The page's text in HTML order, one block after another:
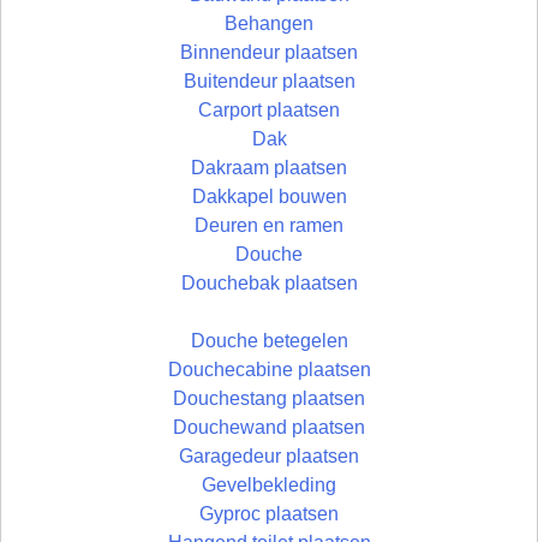
Behangen
Binnendeur plaatsen
Buitendeur plaatsen
Carport plaatsen
Dak
Dakraam plaatsen
Dakkapel bouwen
Deuren en ramen
Douche
Douchebak plaatsen
Douche betegelen
Douchecabine plaatsen
Douchestang plaatsen
Douchewand plaatsen
Garagedeur plaatsen
Gevelbekleding
Gyproc plaatsen